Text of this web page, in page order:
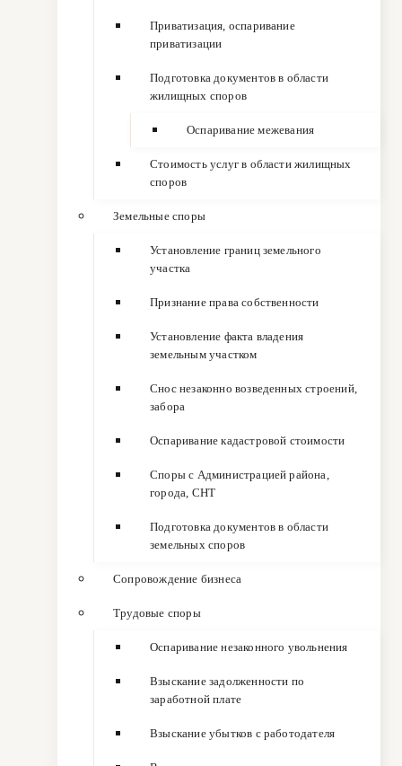
Приватизация, оспаривание
приватизации
Подготовка документов в области
жилищных споров
Оспаривание межевания
Стоимость услуг в области жилищных
споров
Земельные споры
Установление границ земельного
участка
Признание права собственности
Установление факта владения
земельным участком
Снос незаконно возведенных строений,
забора
Оспаривание кадастровой стоимости
Споры с Администрацией района,
города, СНТ
Подготовка документов в области
земельных споров
Сопровождение бизнеса
Трудовые споры
Оспаривание незаконного увольнения
Взыскание задолженности по
заработной плате
Взыскание убытков с работодателя